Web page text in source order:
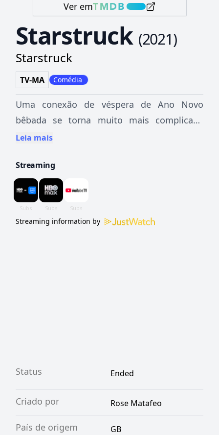
Ver em
Starstruck (2021)
Starstruck
TV-MA Comédia
Uma conexão de véspera de Ano Novo
bêbada se torna muito mais complicada
para Jessie quando ela descobre que sua
cinema.
Leia mais
Streaming
Streaming information by
Status Ended
Criado por Rose Matafeo
País de origem GB